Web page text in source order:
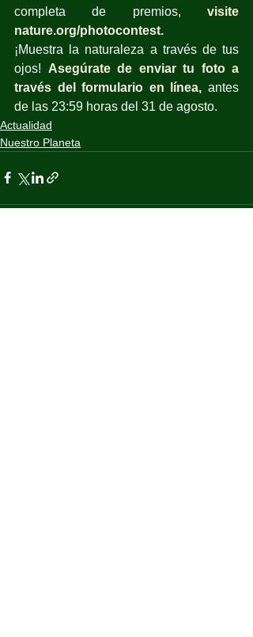
completa de premios, visite
nature.org/photocontest.
¡Muestra la naturaleza a través de tus
ojos! Asegúrate de enviar tu foto a
través del formulario en línea, antes
de las 23:59 horas del 31 de agosto.
Actualidad
Nuestro Planeta